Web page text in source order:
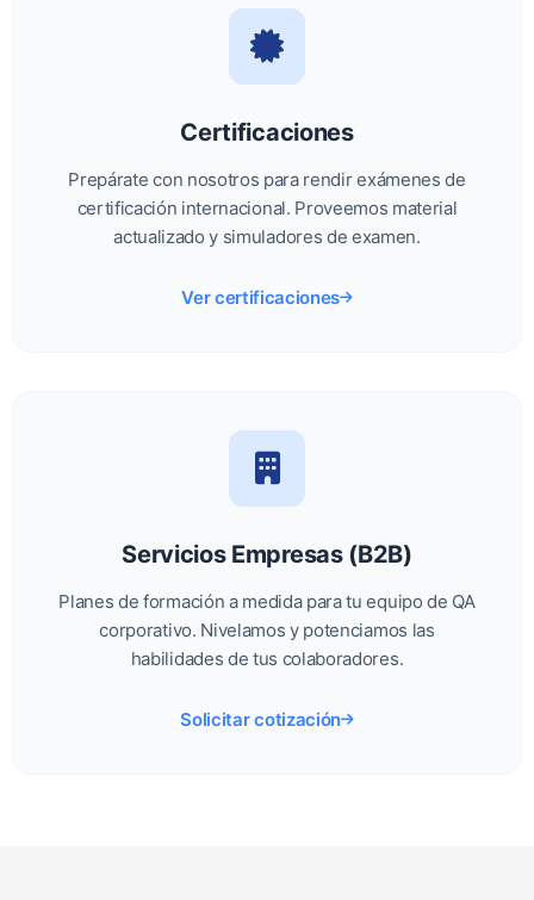
Certificaciones
Prepárate con nosotros para rendir exámenes de
certificación internacional. Proveemos material
actualizado y simuladores de examen.
Ver certificaciones
Servicios Empresas (B2B)
Planes de formación a medida para tu equipo de QA
corporativo. Nivelamos y potenciamos las
habilidades de tus colaboradores.
Solicitar cotización